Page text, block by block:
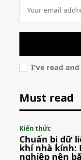
I've read
Must read
Kiến thức
Chuẩn bị dữ
khí nhà kính:
nghiệp nên